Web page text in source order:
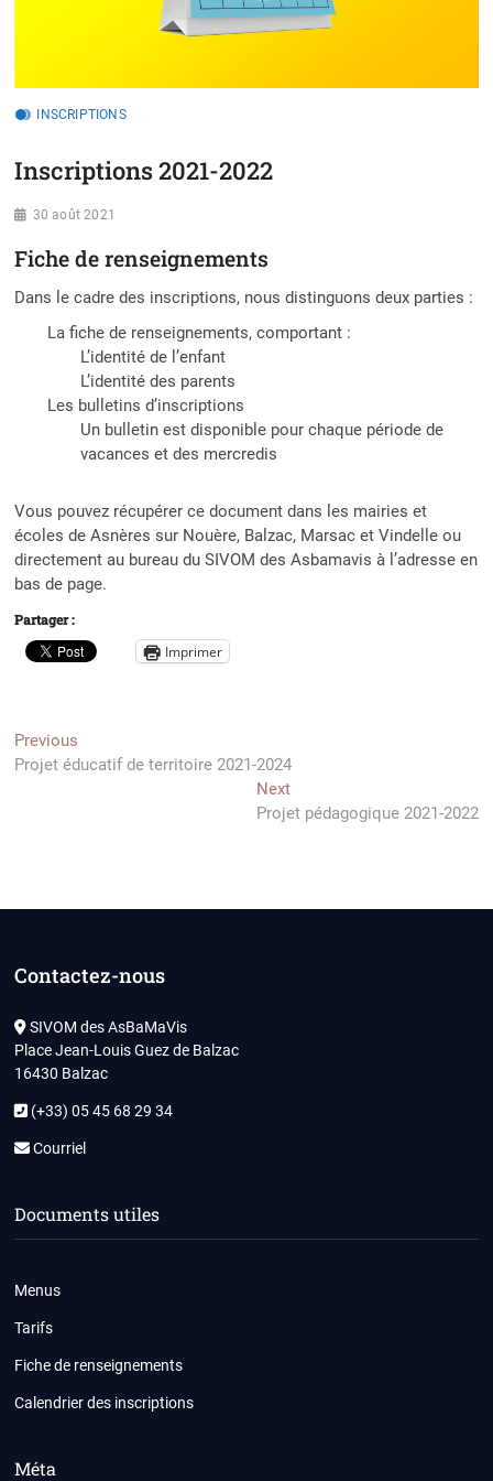
INSCRIPTIONS
Inscriptions 2021-2022
30 août 2021
Fiche de renseignements
Dans le cadre des inscriptions, nous distinguons deux parties :
La fiche de renseignements, comportant :
L’identité de l’enfant
L’identité des parents
Les bulletins d’inscriptions
Un bulletin est disponible pour chaque période de
vacances et des mercredis
Vous pouvez récupérer ce document dans les mairies et
écoles de Asnères sur Nouère, Balzac, Marsac et Vindelle ou
directement au bureau du SIVOM des Asbamavis à l’adresse en
bas de page.
Partager :
Imprimer
Navigation
de
Previous
post:
Projet éducatif de territoire 2021-2024
NextNext
post:
Projet pédagogique 2021-2022
Contactez-nous
SIVOM des AsBaMaVis
Place Jean-Louis Guez de Balzac
16430 Balzac
(+33) 05 45 68 29 34
Courriel
Documents utiles
Menus
Tarifs
Fiche de renseignements
Calendrier des inscriptions
Méta